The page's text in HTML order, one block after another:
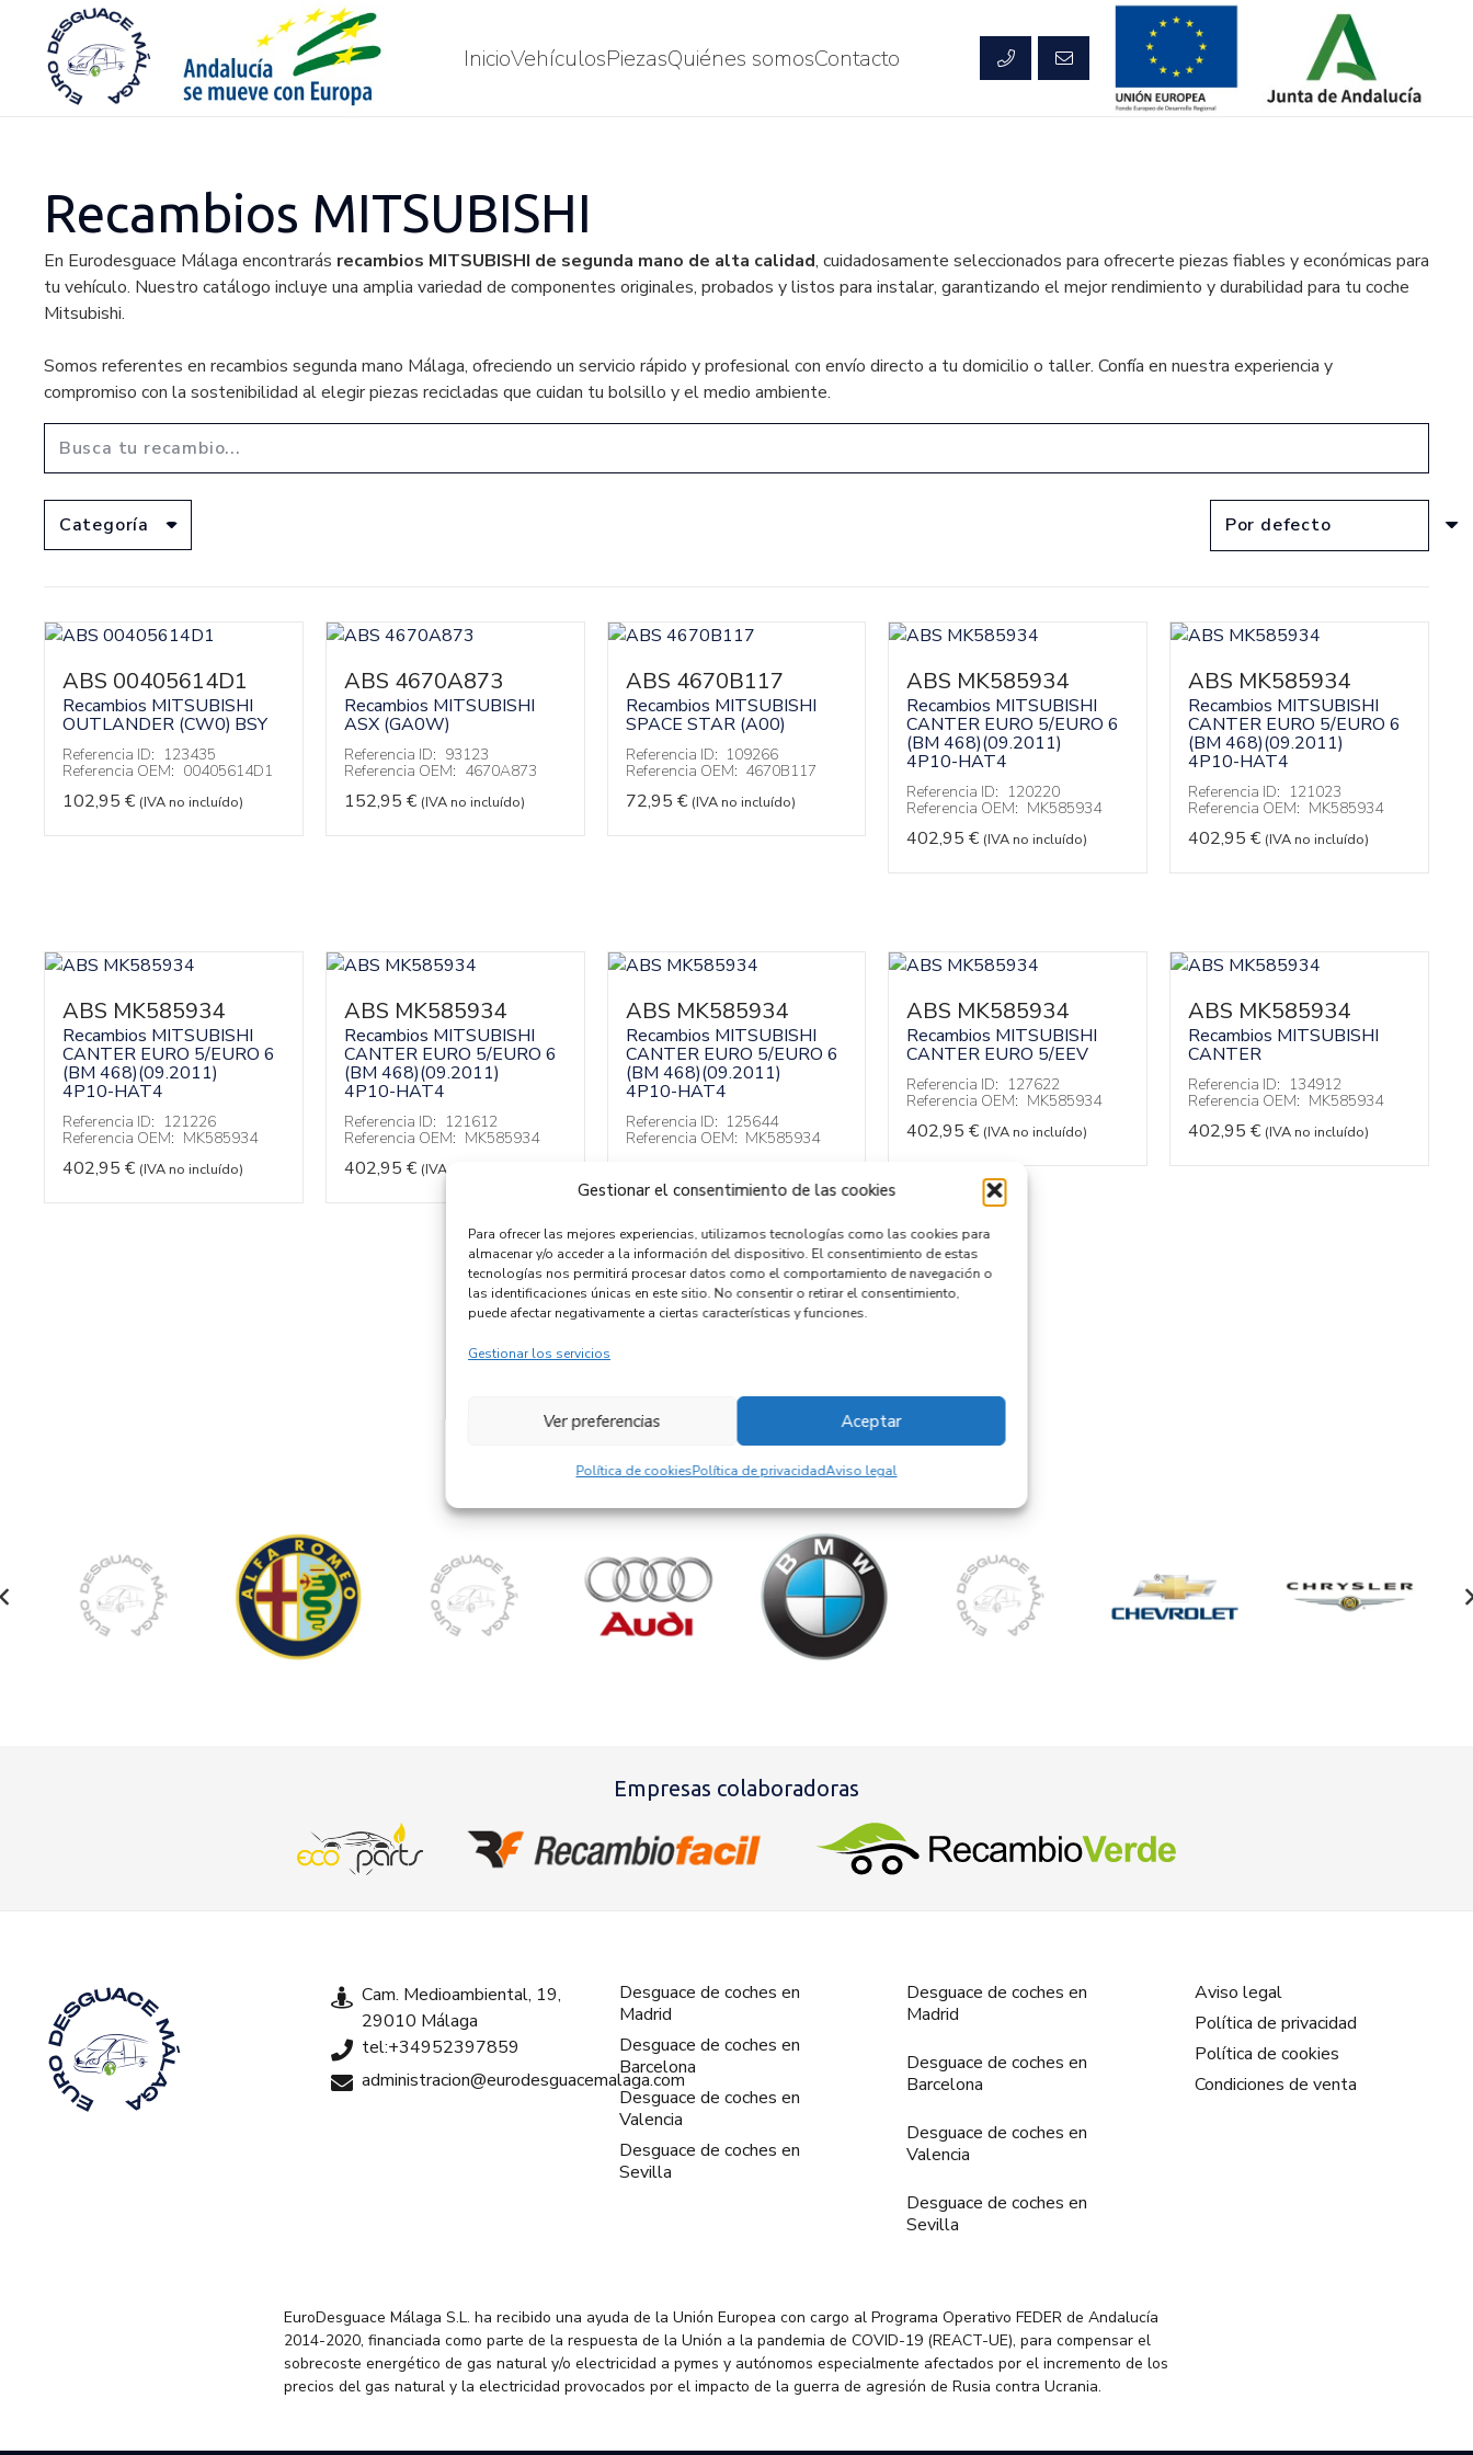
Gestionar el consentimiento de las cookies
Para ofrecer las mejores experiencias, utilizamos tecnologías como las cookies para
almacenar y/o acceder a la información del dispositivo. El consentimiento de estas
tecnologías nos permitirá procesar datos como el comportamiento de navegación o
las identificaciones únicas en este sitio. No consentir o retirar el consentimiento,
puede afectar negativamente a ciertas características y funciones.
Gestionar los servicios
Aceptar
Ver preferencias
Política de cookiesPolítica de privacidadAviso legal
InicioVehículosPiezasQuiénes somosContacto
Recambios MITSUBISHI
En Eurodesguace Málaga encontrarás recambios MITSUBISHI de segunda mano de alta calidad, cuidadosamente seleccionados para ofrecerte piezas fiables y económicas para
tu vehículo. Nuestro catálogo incluye una amplia variedad de componentes originales, probados y listos para instalar, garantizando el mejor rendimiento y durabilidad para tu coche
Mitsubishi.
Somos referentes en recambios segunda mano Málaga, ofreciendo un servicio rápido y profesional con envío directo a tu domicilio o taller. Confía en nuestra experiencia y
compromiso con la sostenibilidad al elegir piezas recicladas que cuidan tu bolsillo y el medio ambiente.
Categoría
ABS 00405614D1
Recambios MITSUBISHI
OUTLANDER (CW0) BSY
Referencia ID: 123435
Referencia OEM: 00405614D1
102,95 € (IVA no incluído)
ABS 4670A873
Recambios MITSUBISHI
ASX (GA0W)
Referencia ID: 93123
Referencia OEM: 4670A873
152,95 € (IVA no incluído)
ABS 4670B117
Recambios MITSUBISHI
SPACE STAR (A00)
Referencia ID: 109266
Referencia OEM: 4670B117
72,95 € (IVA no incluído)
ABS MK585934
Recambios MITSUBISHI
CANTER EURO 5/EURO 6
(BM 468)(09.2011)
4P10-HAT4
Referencia ID: 120220
Referencia OEM: MK585934
402,95€ (IVA no incluído)
ABS MK585934
Recambios MITSUBISHI
CANTER EURO 5/EURO 6
(BM 468)(09.2011)
4P10-HAT4
Referencia ID: 121023
Referencia OEM: MK585934
402,95€ (IVA no incluído)
ABS MK585934
Recambios MITSUBISHI
CANTER EURO 5/EURO 6
(BM 468)(09.2011)
4P10-HAT4
Referencia ID: 121226
Referencia OEM: MK585934
402,95 € (IVA no incluído)
ABS MK585934
Recambios MITSUBISHI
CANTER EURO 5/EURO 6
(BM 468)(09.2011)
4P10-HAT4
Referencia ID: 121612
Referencia OEM: MK585934
402,95 € (IVA no incluído)
ABS MK585934
Recambios MITSUBISHI
CANTER EURO 5/EURO 6
(BM 468)(09.2011)
4P10-HAT4
Referencia ID: 125644
Referencia OEM: MK585934
ABS MK585934
Recambios MITSUBISHI
CANTER EURO 5/EEV
Referencia ID: 127622
Referencia OEM: MK585934
402,95€ (IVA no incluído)
ABS MK585934
Recambios MITSUBISHI
CANTER
Referencia ID: 134912
Referencia OEM: MK585934
402,95€ (IVA no incluído)
1 2 3 4 … 76
Descubra piezas de otras marcas
Empresas colaboradoras
Cam. Medioambiental, 19,
29010 Málaga
tel:+34952397859
administracion@eurodesguacemalaga.com
Desguace de coches en
Madrid
Desguace de coches en
Barcelona
Desguace de coches en
Valencia
Desguace de coches en
Sevilla
Desguace de coches en
Madrid
Desguace de coches en
Barcelona
Desguace de coches en
Valencia
Desguace de coches en
Sevilla
Aviso legal
Política de privacidad
Política de cookies
Condiciones de venta
EuroDesguace Málaga S.L. ha recibido una ayuda de la Unión Europea con cargo al Programa Operativo FEDER de Andalucía
2014-2020, financiada como parte de la respuesta de la Unión a la pandemia de COVID-19 (REACT-UE), para compensar el
sobrecoste energético de gas natural y/o electricidad a pymes y autónomos especialmente afectados por el incremento de los
precios del gas natural y la electricidad provocados por el impacto de la guerra de agresión de Rusia contra Ucrania.